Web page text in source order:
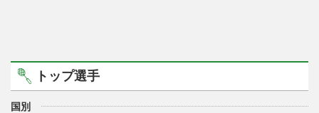
トップ選手
国別